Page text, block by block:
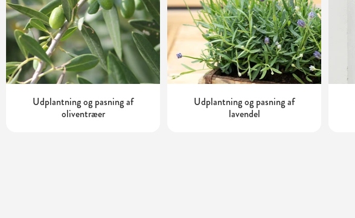
Udplantning og pasning af
oliventræer
Udplantning og pasning af
lavendel